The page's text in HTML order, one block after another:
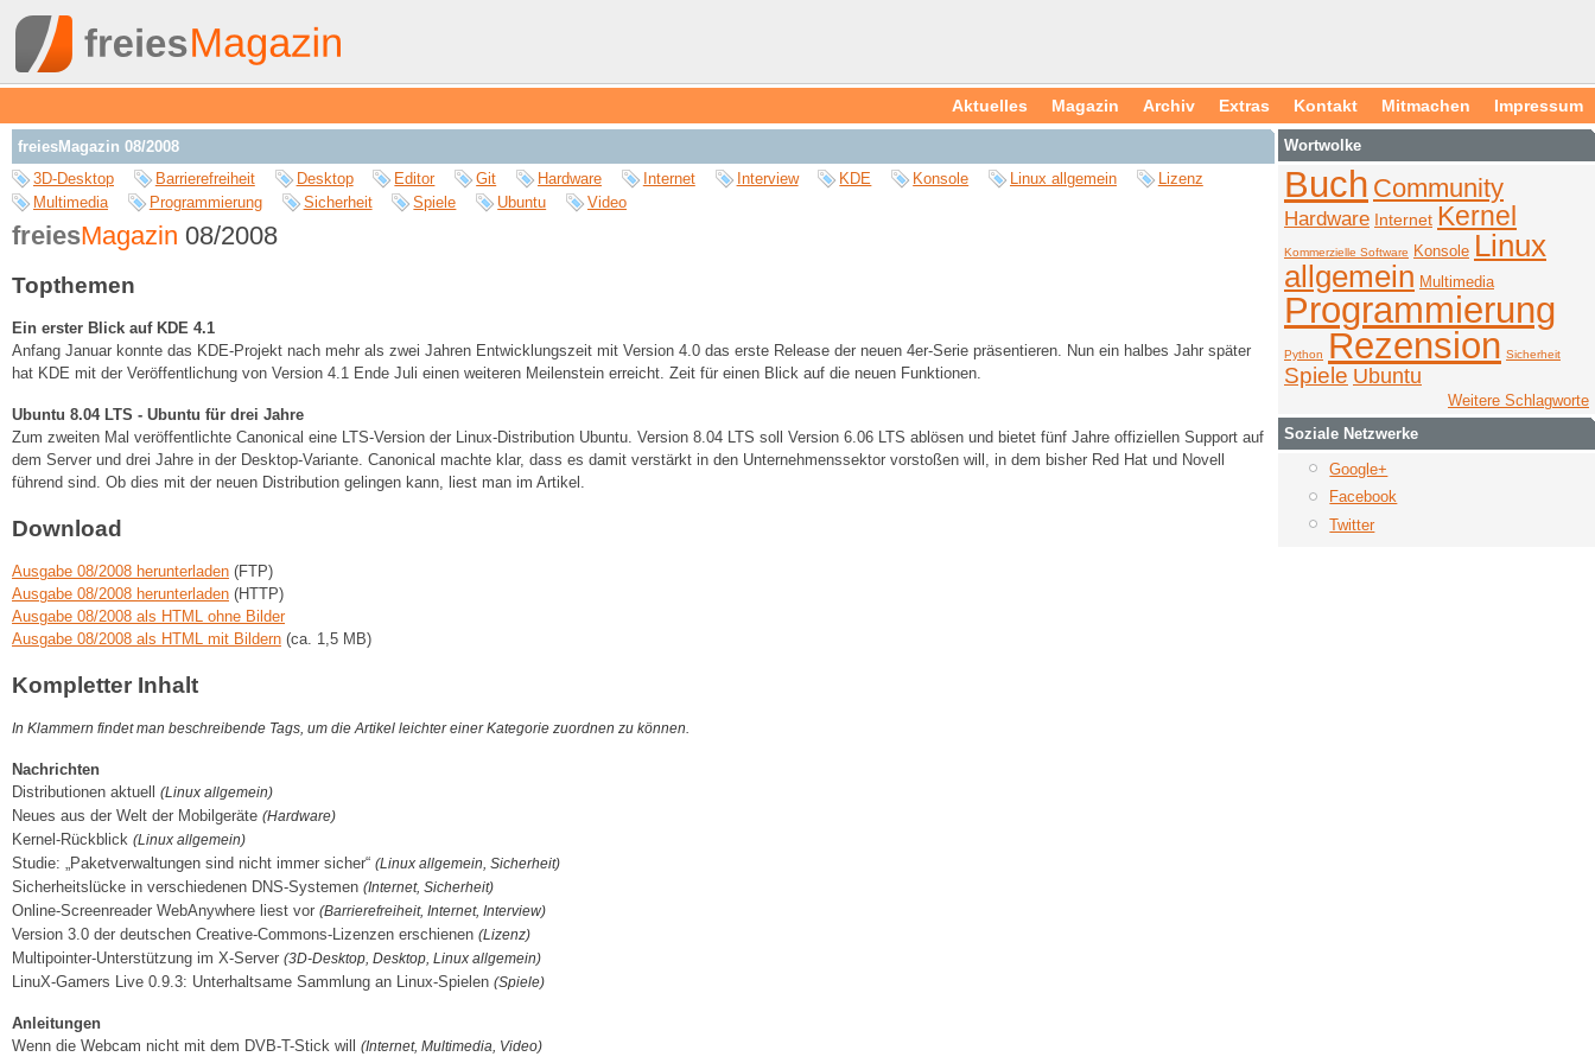
Aktuelles Magazin Archiv Extras Kontakt Mitmachen Impressum
freiesMagazin 08/2008
3D-Desktop
Barrierefreiheit Desktop Editor Git Hardware Internet Interview KDE Konsole Linux allgemein
Lizenz
Multimedia
Programmierung Sicherheit Spiele Ubuntu Video
freiesMagazin 08/2008
Topthemen
Ein erster Blick auf KDE 4.1
Anfang Januar konnte das KDE-Projekt nach mehr als zwei Jahren Entwicklungszeit mit Version 4.0 das erste Release der neuen 4er-Serie präsentieren. Nun ein halbes Jahr später
hat KDE mit der Veröffentlichung von Version 4.1 Ende Juli einen weiteren Meilenstein erreicht. Zeit für einen Blick auf die neuen Funktionen.
Ubuntu 8.04 LTS - Ubuntu für drei Jahre
Zum zweiten Mal veröffentlichte Canonical eine LTS-Version der Linux-Distribution Ubuntu. Version 8.04 LTS soll Version 6.06 LTS ablösen und bietet fünf Jahre offiziellen Support auf
dem Server und drei Jahre in der Desktop-Variante. Canonical machte klar, dass es damit verstärkt in den Unternehmenssektor vorstoßen will, in dem bisher Red Hat und Novell
führend sind. Ob dies mit der neuen Distribution gelingen kann, liest man im Artikel.
Download
Ausgabe 08/2008 herunterladen (FTP)
Ausgabe 08/2008 herunterladen (HTTP)
Ausgabe 08/2008 als HTML ohne Bilder
Ausgabe 08/2008 als HTML mit Bildern (ca. 1,5 MB)
Kompletter Inhalt
In Klammern findet man beschreibende Tags, um die Artikel leichter einer Kategorie zuordnen zu können.
Nachrichten
Distributionen aktuell
(Linux allgemein)
Neues aus der Welt der Mobilgeräte (Hardware)
Kernel-Rückblick (Linux allgemein)
Studie: „Paketverwaltungen sind nicht immer sicher“ (Linux allgemein, Sicherheit)
Sicherheitslücke in verschiedenen DNS-Systemen (Internet, Sicherheit)
Online-Screenreader WebAnywhere liest vor (Barrierefreiheit, Internet, Interview)
Version 3.0 der deutschen Creative-Commons-Lizenzen erschienen (Lizenz)
Multipointer-Unterstützung im X-Server (3D-Desktop, Desktop, Linux allgemein)
LinuX-Gamers Live 0.9.3: Unterhaltsame Sammlung an Linux-Spielen (Spiele)
Anleitungen
Wenn die Webcam nicht mit dem DVB-T-Stick will
(Internet, Multimedia, Video)
Wortwolke
Buch Community
Hardware Internet Kernel
Kommerzielle Software Konsole Linux
allgemein Multimedia
Programmierung
Python Rezension Sicherheit
Spiele Ubuntu
Weitere Schlagworte
Soziale Netzwerke
Google+
Facebook
Twitter